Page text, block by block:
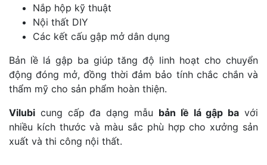
Nắp hộp kỹ thuật
Nội thất DIY
Các kết cấu gập mở dân dụng
Bản lề lá gập ba giúp tăng độ linh hoạt cho chuyển
động đóng mở, đồng thời đảm bảo tính chắc chắn và
thẩm mỹ cho sản phẩm hoàn thiện.
Vilubi cung cấp đa dạng mẫu bản lề lá gập ba với
nhiều kích thước và màu sắc phù hợp cho xưởng sản
xuất và thi công nội thất.